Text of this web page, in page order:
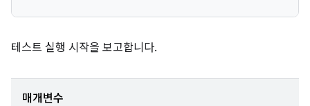
테스트 실행 시작을 보고합니다.
매개변수